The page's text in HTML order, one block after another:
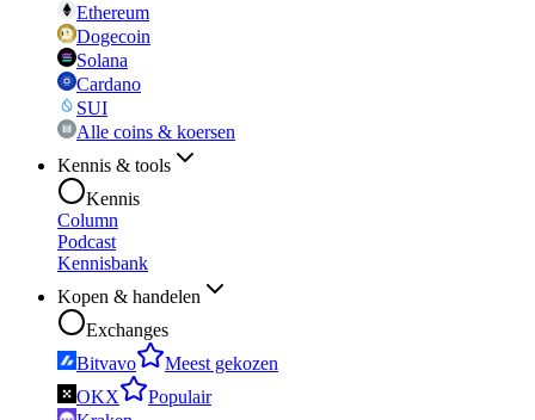
Ethereum
Dogecoin
Solana
Cardano
SUI
Alle coins & koersen
Kennis & tools
Kennis
Column
Podcast
Kennisbank
Kopen & handelen
Exchanges
Bitvavo
Meest gekozen
OKX
Populair